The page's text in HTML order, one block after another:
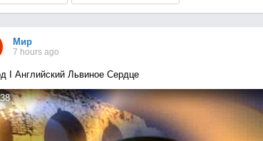
Мир
7 hours ago
I Английский Львиное Сердце
38